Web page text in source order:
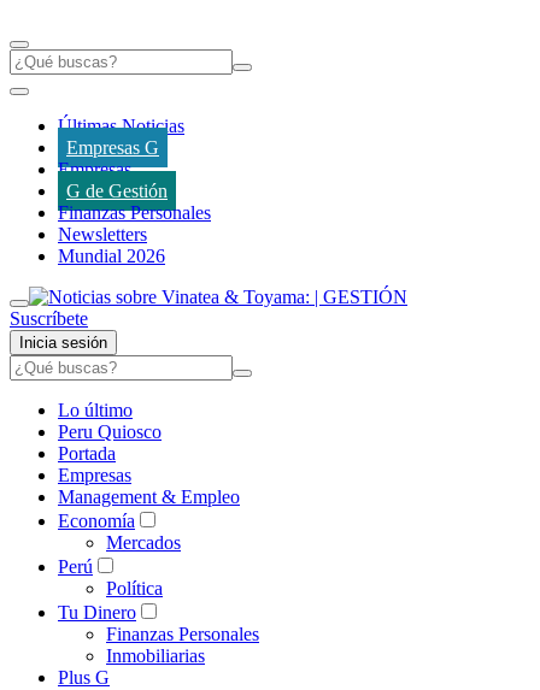
Últimas Noticias
Empresas G
Empresas
G de Gestión
Finanzas Personales
Newsletters
Mundial 2026
Suscríbete
Inicia sesión
Lo último
Peru Quiosco
Portada
Empresas
Management & Empleo
Economía
Mercados
Perú
Política
Tu Dinero
Finanzas Personales
Inmobiliarias
Plus G